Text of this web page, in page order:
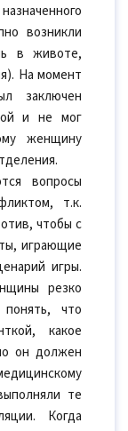
возникли
в животе,
На момент
заключен
и не мог
женщину
вопросы
т.к.
чтобы с
играющие
игры.
резко
что
какое
он должен
те
Когда